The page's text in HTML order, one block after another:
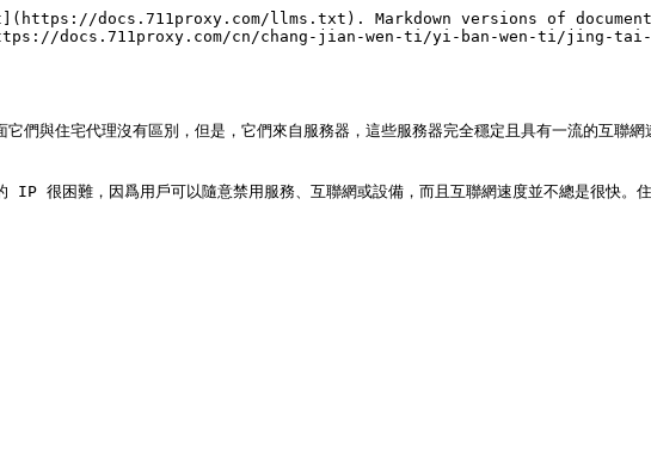
docs.711proxy.com/llms.txt). Markdown versions of
docs.711proxy.com/cn/chang-jian-wen-ti/yi-ban-wen-ti/jing-
與住宅代理沒有區別，但是，它們來自服務器，這些服務器完全穩定且具有一流的互聯
IP 很困難，因爲用戶可以隨意禁用服務、互聯網或設備，而且互聯網速度並不總是很快